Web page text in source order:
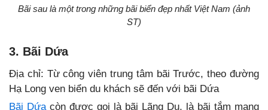
Bãi sau là một trong những bãi biển đẹp nhất Việt Nam (ảnh
ST)
3. Bãi Dứa
Địa chỉ: Từ công viên trung tâm bãi Trước, theo đường
Hạ Long ven biển du khách sẽ đến với bãi Dứa
Bãi Dứacòn được gọi là bãi Lãng Du, là bãi tắm mang